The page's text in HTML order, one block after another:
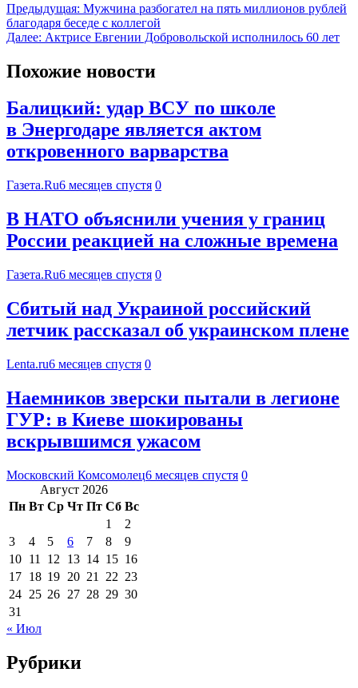
Предыдущая: Мужчина разбогател на пять миллионов рублей
благодаря беседе с коллегой
Далее: Актрисе Евгении Добровольской исполнилось 60 лет
Похожие новости
Балицкий: удар ВСУ по школе
в Энергодаре является актом
откровенного варварства
Газета.Ru6 месяцев спустя 0
В НАТО объяснили учения у границ
России реакцией на сложные времена
Газета.Ru6 месяцев спустя 0
Сбитый над Украиной российский
летчик рассказал об украинском плене
Lenta.ru6 месяцев спустя 0
Наемников зверски пытали в легионе
ГУР: в Киеве шокированы
вскрывшимся ужасом
Московский Комсомолец6 месяцев спустя 0
Август 2026
Пн Вт Ср Чт Пт Сб Вс
1
2
3
4 5 6 7 8
9
10 11 12 13 14 15 16
17 18 19 20 21 22 23
24 25 26 27 28 29 30
31
« Июл
Рубрики